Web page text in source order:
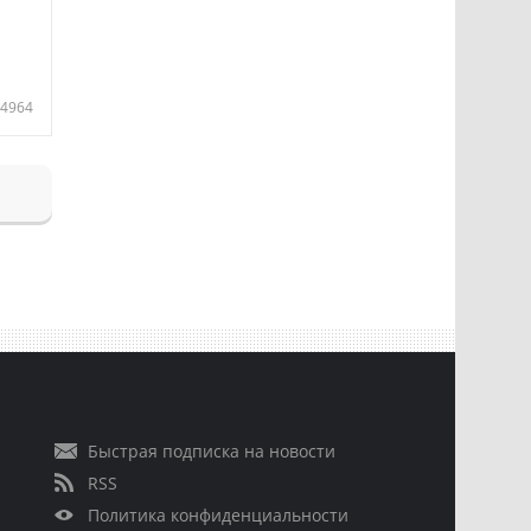
4964
Быстрая подписка на новости
RSS
Политика конфиденциальности